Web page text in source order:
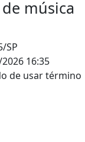
música
16:35